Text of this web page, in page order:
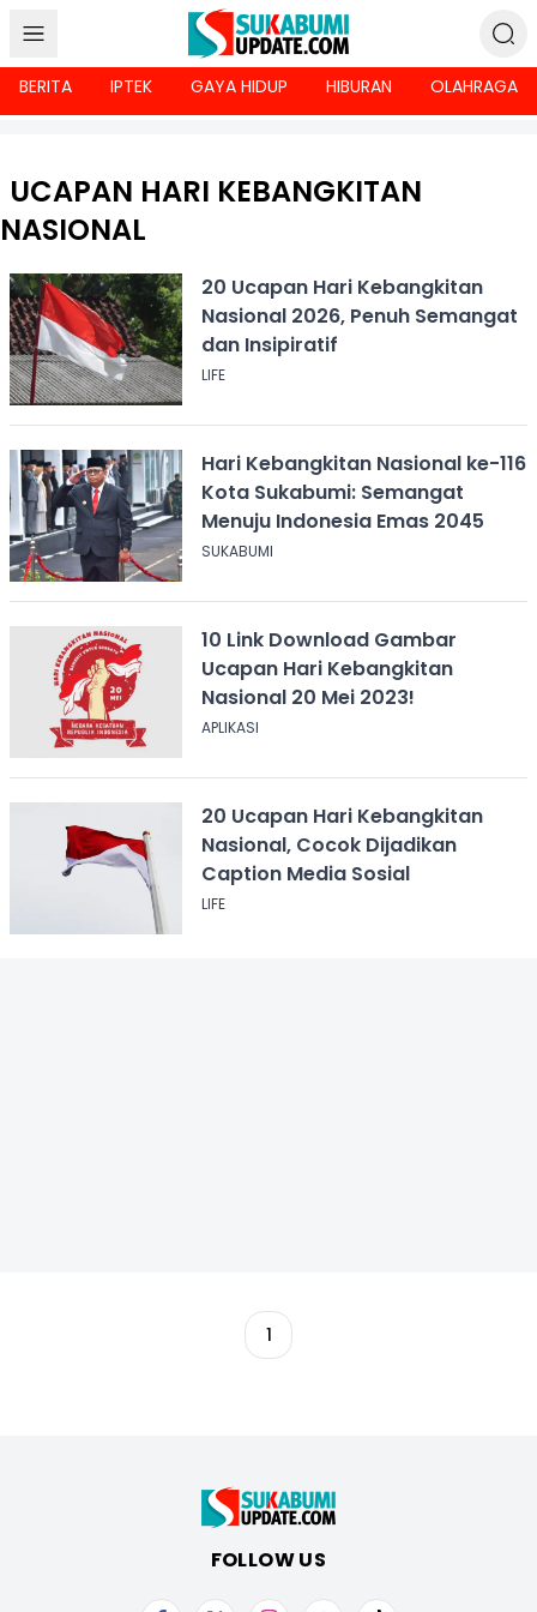
BERITA IPTEK GAYA HIDUP HIBURAN OLAHRAGA
UCAPAN HARI KEBANGKITAN
NASIONAL
20 Ucapan Hari Kebangkitan
Nasional 2026, Penuh Semangat
dan Insipiratif
LIFE
Hari Kebangkitan Nasional ke-116
Kota Sukabumi: Semangat
Menuju Indonesia Emas 2045
SUKABUMI
10 Link Download Gambar
Ucapan Hari Kebangkitan
Nasional 20 Mei 2023!
APLIKASI
20 Ucapan Hari Kebangkitan
Nasional, Cocok Dijadikan
Caption Media Sosial
LIFE
1
FOLLOW US